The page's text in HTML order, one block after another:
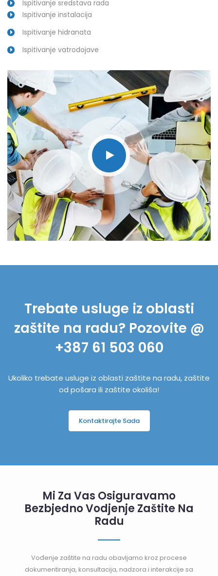
Ispitivanje sredstava rada
Ispitivanje instalacija
Ispitivanje hidranata
Ispitivanje vatrodojave
Trebate usluge iz oblasti
zaštite na radu? Pozovite @
+387 61 503 060
Ukoliko trebate usluge iz oblasti zaštite na radu, zaštite
od pošara ili zaštite okoliša!
Kontaktirajte Sada
Mi Za Vas Osiguravamo
Bezbjedno Vodjenje Zaštite Na
Radu
Vođenje zaštite na radu obavljamo kroz procese
dokumentiranja, konsultacija, nadzora i interakcije sa